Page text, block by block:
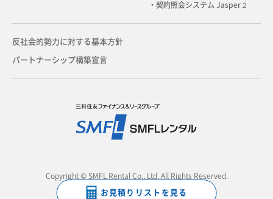
お見積りリストを見る
・契約照会システム Jasper２
反社会的勢力に対する基本方針
パートナーシップ構築宣言
Copyright © SMFL Rental Co., Ltd. All Rights Reserved.